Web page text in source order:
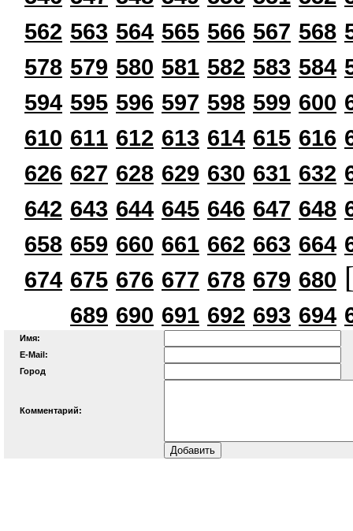
562 563 564 565 566 567 568
578 579 580 581 582 583 584
594 595 596 597 598 599 600
610 611 612 613 614 615 616
626 627 628 629 630 631 632
642 643 644 645 646 647 648
658 659 660 661 662 663 664
674 675 676 677 678 679 680
689 690 691 692 693 694
Имя:
E-Mail:
Город
Комментарий: